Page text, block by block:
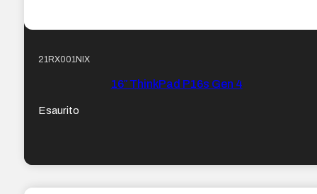
21RX001NIX
16″ ThinkPad P16s Gen 4
Esaurito